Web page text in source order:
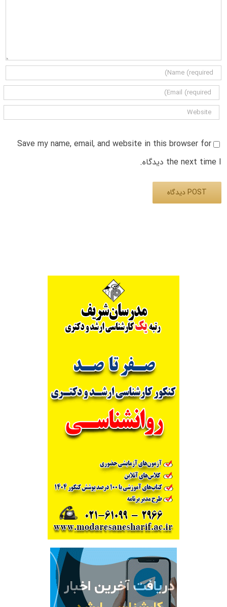
Save my name, email, and website in this browser for
the next time I دیدگاه.